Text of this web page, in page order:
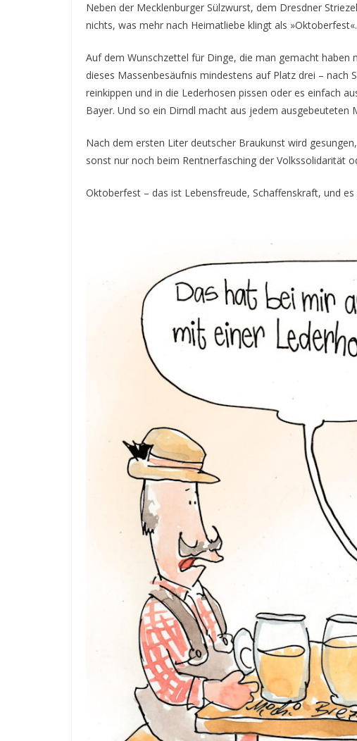
Neben der Mecklenburger Sülzwurst, dem Dresdner
nichts, was mehr nach Heimatliebe klingt als »Oktoberfest«.
Auf dem Wunschzettel für Dinge, die man gemacht
dieses Massenbesäufnis mindestens auf Platz drei – nach
reinkippen und in die Lederhosen pissen oder es einfach
Bayer. Und so ein Dirndl macht aus jedem ausgebeuteten
Nach dem ersten Liter deutscher Braukunst wird
sonst nur noch beim Rentnerfasching der Volkssolidarität
Oktoberfest – das ist Lebensfreude, Schaffenskraft, und